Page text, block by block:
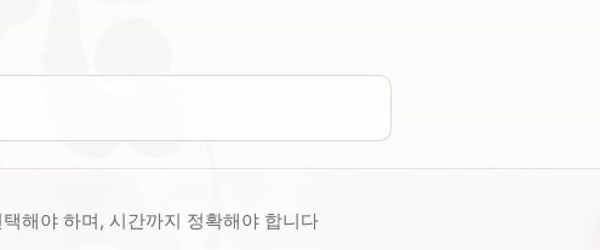
해야 하며, 시간까지 정확해야 합니다